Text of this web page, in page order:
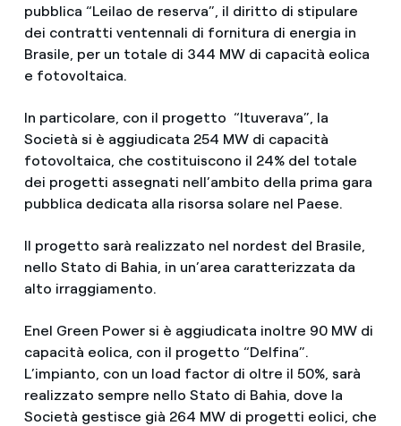
pubblica “Leilao de reserva”, il diritto di stipulare
dei contratti ventennali di fornitura di energia in
Brasile, per un totale di 344 MW di capacità eolica
e fotovoltaica.
In particolare, con il progetto “Ituverava”, la
Società si è aggiudicata 254 MW di capacità
fotovoltaica, che costituiscono il 24% del totale
dei progetti assegnati nell’ambito della prima gara
pubblica dedicata alla risorsa solare nel Paese.
Il progetto sarà realizzato nel nordest del Brasile,
nello Stato di Bahia, in un’area caratterizzata da
alto irraggiamento.
Enel Green Power si è aggiudicata inoltre 90 MW di
capacità eolica, con il progetto “Delfina”.
L’impianto, con un load factor di oltre il 50%, sarà
realizzato sempre nello Stato di Bahia, dove la
Società gestisce già 264 MW di progetti eolici, che